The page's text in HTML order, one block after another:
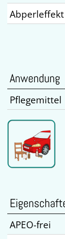
Abperleffekt
Anwendung
Pflegemittel
APEO-frei